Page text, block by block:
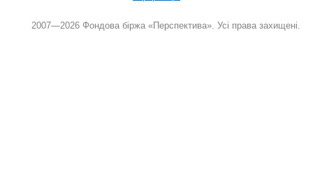
2007—2026 Фондова біржа «Перспектива». Усі права захищені.